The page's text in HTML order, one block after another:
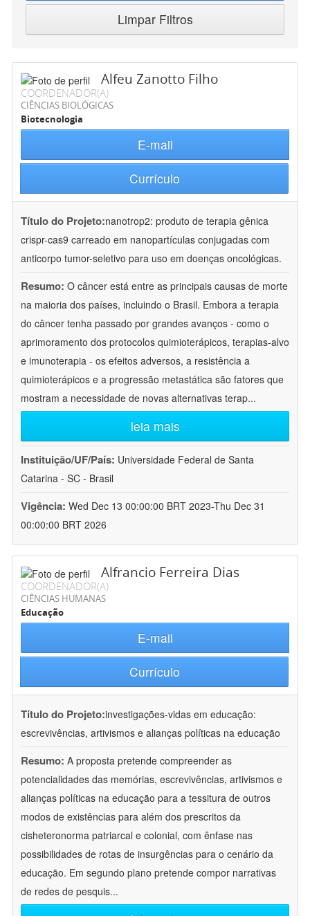
Limpar Filtros
Alfeu Zanotto Filho
COORDENADOR(A)
CIÊNCIAS BIOLÓGICAS
Biotecnologia
E-mail
Currículo
Título do Projeto:nanotrop2: produto de terapia gênica
crispr-cas9 carreado em nanopartículas conjugadas com
anticorpo tumor-seletivo para uso em doenças oncológicas.
Resumo: O câncer está entre as principais causas de morte
na maioria dos países, incluindo o Brasil. Embora a terapia
do câncer tenha passado por grandes avanços - como o
aprimoramento dos protocolos quimioterápicos, terapias-alvo
e imunoterapia - os efeitos adversos, a resistência a
quimioterápicos e a progressão metastática são fatores que
mostram a necessidade de novas alternativas terap...
leia mais
Instituição/UF/País: Universidade Federal de Santa
Catarina - SC - Brasil
Vigência: Wed Dec 13 00:00:00 BRT 2023-Thu Dec 31
00:00:00 BRT 2026
Alfrancio Ferreira Dias
COORDENADOR(A)
CIÊNCIAS HUMANAS
Educação
E-mail
Currículo
Título do Projeto:investigações-vidas em educação:
escrevivências, artivismos e alianças políticas na educação
Resumo: A proposta pretende compreender as
potencialidades das memórias, escrevivências, artivismos e
alianças políticas na educação para a tessitura de outros
modos de existências para além dos prescritos da
cisheteronorma patriarcal e colonial, com ênfase nas
possibilidades de rotas de insurgências para o cenário da
educação. Em segundo plano pretende compor narrativas
de redes de pesquis...